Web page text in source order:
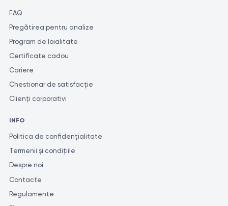
FAQ
Pregătirea pentru analize
Program de loialitate
Certificate cadou
Cariere
Chestionar de satisfacție
Clienți corporativi
INFO
Politica de confidențialitate
Termenii și condițiile
Despre noi
Contacte
Regulamente